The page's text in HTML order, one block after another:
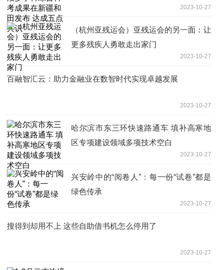
2023-10-27
（杭州亚残运会）亚残运会的另一面：让
更多残疾人勇敢走出家门
2023-10-27
百融智汇云：助力金融业在数智时代实现卓越发展
2023-10-27
哈尔滨市东三环快速路通车 填补高寒地
区专项建设领域多项技术空白
2023-10-27
兴安岭中的“阅卷人”：每一份“试卷”都是
绿色传承
2023-10-27
搜得到却用不上 这些自助借书机怎么停用了
2023-10-27